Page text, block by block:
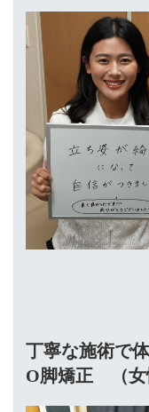
丁寧な施術で
O脚矯正 （女